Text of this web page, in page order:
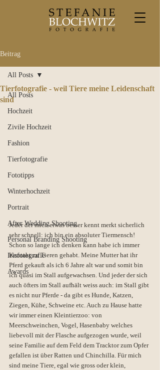
Beitrag
All Posts
Hochzeit
Zivile Hochzeit
Fashion
Tierfotografie
Fototipps
Winterhochzeit
Portrait
After Wedding Shooting
Personal Branding Shooting
Irisfotografie
Awards
All Posts
Tierfotografie - weil Tiere meine Leidenschaft
sind
Jeder der mich etwas besser kennt merkt sicherlich
sehr schnell: ich bin ein absoluter Tiermensch!
Schon so lange ich denken kann habe ich immer
Kontakt zu Tieren gehabt. Meine Mutter hat ihr
Pferd gekauft als ich 6 Jahre alt war und somit bin
ich quasi im Stall aufgewachsen. Und jeder der sich
auch öfters im Stall aufhält weiss auch: im Stall gibt
es nicht nur Pferde - da gibt es Hunde, Katzen,
Ziegen, Kühe, Schweine etc. Auch zu Hause hatte
wir immer einen Kleintierzoo: von
Meerschweinchen, Vogel, Hasenbaby welches
liebevoll mit der Flasche aufgezogen wurde, weil
seine Familie auf dem Feld dem Tracktor zum Opfer
gefallen ist über Ratten und Chinchilla. Für mich
sind meine Tiere, egal wie gross oder klein,